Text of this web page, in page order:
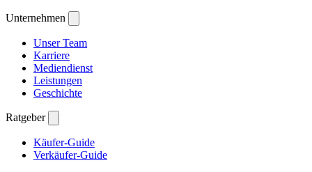
Unternehmen
Unser Team
Karriere
Mediendienst
Leistungen
Geschichte
Ratgeber
Käufer-Guide
Verkäufer-Guide